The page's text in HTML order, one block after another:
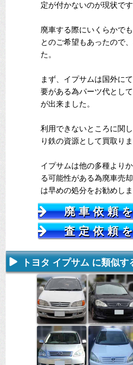
定が付かないのが現状です
廃車する際にいくらかで
とのご希望もあったので
た。
まず、イプサムは国外に
要がある為パーツ代とし
が出来ました。
利用できないところに関
り鉄の資源として買取りま
イプサムは他の多種より
る可能性がある為廃車売
は早めの処分をお勧めしま
廃車依頼
査定依頼
トヨタ イプサム に類似